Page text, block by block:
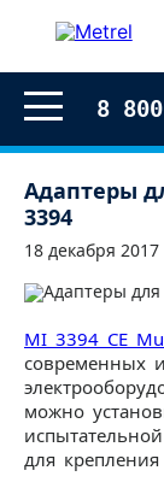
8
Адаптеры
3394
18 декабря 2017
MI 3394 CE
современных
можно
для